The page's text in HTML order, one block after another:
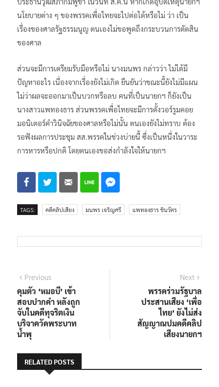
ชินวัตร นายกรัฐมนตรี
กรณีคลิปเสียงสนทนากับสมเด็จฮุน เซน
ประธานวุฒิสภากัมพูชา ในวันที่ ส.ค.นี้ หากเกิดอุบัติเหตุนายกฯ
นโยบายต่าง ๆ ของพรรคเพื่อไทยจะไปต่อได้หรือไม่ ว่า เป็น
ของศาล
ส่วนจะมีการเตรียมรับมือหรือไม่ นางมนพร กล่าวว่า ไม่ได้มี
ปัญหาอะไร เนื่องจากเรื่องยังไม่เกิด ยืนยันว่าขณะนี้ยังไม่มีแผน
ไม่ว่าผลจะออกมาเป็นบวกหรือลบ คนที่เป็นนายกฯ ก็ยังเป็น
นางสาวแพทองธาร ส่วนพรรคเพื่อไทยจะมีการตั้งวอร์รูมคอย
มอนิเตอร์คำวินิจฉัยของศาลหรือไม่นั้น ตนเองยังไม่ทราบ ต้อง
การหารหรือปกติ โดยตนเองขอส่งกำลังใจให้นายกฯ
แนะแนว
เรื่อง
PreviousPrevious
post:
คุมตัว ‘หมอบี’ เข้า
สอบปากคำ หลังถูก
จับในคดีทุจริตเงิน
น้ำพุ
Next
พรรคร่วมรัฐบาล
ประสานเสียง ‘เพื่อ
ไทย’ ยังไม่ส่ง